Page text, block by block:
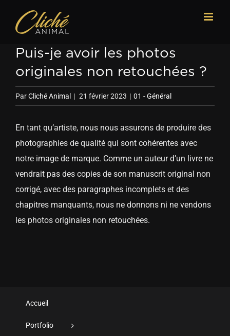
Puis-je avoir les photos
originales non retouchées ?
ParCliché Animal | 21 février 2023 | 01 - Général
En tant qu’artiste, nous nous assurons de produire des
photographies de qualité qui sont cohérentes avec
notre image de marque. Comme un auteur d’un livre ne
vendrait pas des copies de son manuscrit original non
corrigé, avec des paragraphes incomplets et des
chapitres manquants, nous ne donnons ni ne vendons
les photos originales non retouchées.
Accueil
Portfolio